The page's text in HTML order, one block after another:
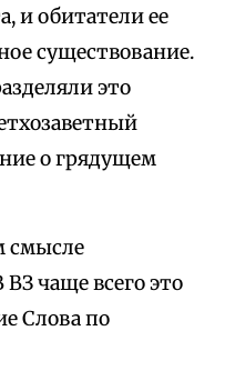
и обитатели ее
существование.
это
о грядущем
смысле
чаще всего это
Слова по